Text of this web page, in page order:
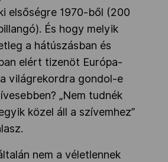
elsőségre 1970-ből (200
És hogy melyik
a hátúszásban és
elért tizenöt Európa-
világrekordra gondol-e
„Nem tudnék
közel áll a szívemhez”
nem a véletlennek